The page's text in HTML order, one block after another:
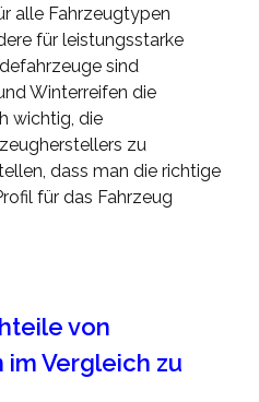
alle Fahrzeugtypen
für leistungsstarke
sind
Winterreifen die
wichtig, die
zu
dass man die richtige
für das Fahrzeug
von
Vergleich zu